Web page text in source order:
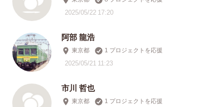
2025/05/22 17:20
阿部 龍浩
東京都 1 プロジェクトを応援
2025/05/21 11:23
市川 哲也
東京都 1 プロジェクトを応援